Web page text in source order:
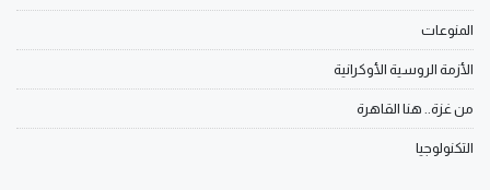
المنوعات
الأزمة الروسية الأوكرانية
من غزة.. هنا القاهرة
التكنولوجيا